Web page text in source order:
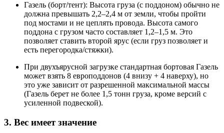
Газель (борт/тент): Высота груза (с поддоном) обычно не
должна превышать 2,2–2,4 м от земли, чтобы пройти
под мостами и не цеплять провода. Высота самого
поддона с грузом часто составляет 1,2–1,5 м. Это
позволяет ставить второй ярус (если груз позволяет и
есть перегородка/стяжки).
При двухъярусной загрузке стандартная бортовая Газель
может взять 8 европоддонов (4 внизу + 4 наверху), но
это уже зависит от разрешенной максимальной массы
(Газель берет не более 1,5 тонн груза, кроме версий с
усиленной подвеской).
3. Вес имеет значение